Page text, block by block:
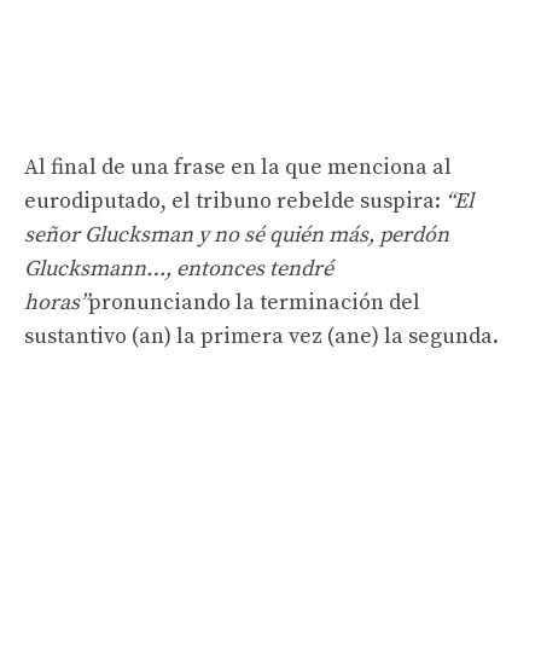
Al final de una frase en la que menciona al
eurodiputado, el tribuno rebelde suspira: “El
señor Glucksman y no sé quién más, perdón
Glucksmann…, entonces tendré
horas”pronunciando la terminación del
sustantivo (an) la primera vez (ane) la segunda.